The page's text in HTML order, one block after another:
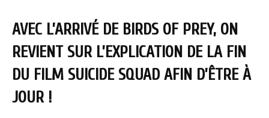
AVEC L’ARRIVÉ DE BIRDS OF PREY, ON
REVIENT SUR L’EXPLICATION DE LA FIN
DU FILM SUICIDE SQUAD AFIN D’ÊTRE À
JOUR !